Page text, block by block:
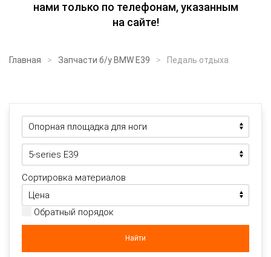
нами только по телефонам, указанным
на сайте!
Главная Запчасти б/у BMW E39 Педаль отдыха
Сортировка материалов
Обратный порядок